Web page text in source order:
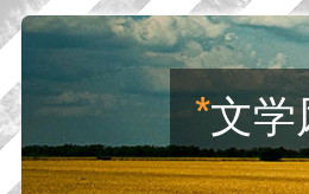
*文学